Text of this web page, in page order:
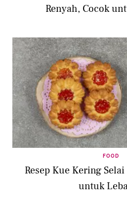
Renyah, Cocok
FOOD
Resep Kue Kering
untuk